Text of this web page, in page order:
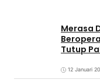
Merasa
Tutup
12 Januari